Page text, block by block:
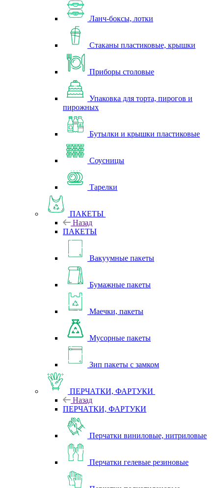
Ланч-боксы, лотки
Стаканы пластиковые, крышки
Приборы столовые
Упаковка для торта, пирогов и
пирожных
Бутылки и крышки пластиковые
Соусницы
Тарелки
ПАКЕТЫ
Назад
ПАКЕТЫ
Вакуумные пакеты
Бумажные пакеты
Маечки, пакеты
Мусорные пакеты
Зип пакеты с замком
ПЕРЧАТКИ, ФАРТУКИ
Назад
ПЕРЧАТКИ, ФАРТУКИ
Перчатки виниловые, нитриловые
Перчатки гелевые резиновые